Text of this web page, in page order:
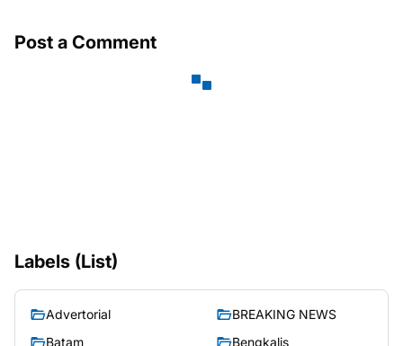
Post a Comment
Labels (List)
Advertorial
BREAKING NEWS
Batam
Bengkalis